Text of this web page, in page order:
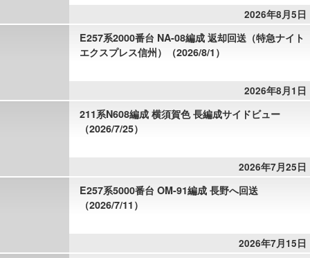
2026年8月5日
E257系2000番台 NA-08編成 返却回送（特急ナイト
エクスプレス信州）（2026/8/1）
2026年8月1日
211系N608編成 横須賀色 長編成サイドビュー
（2026/7/25）
2026年7月25日
E257系5000番台 OM-91編成 長野へ回送
（2026/7/11）
2026年7月15日